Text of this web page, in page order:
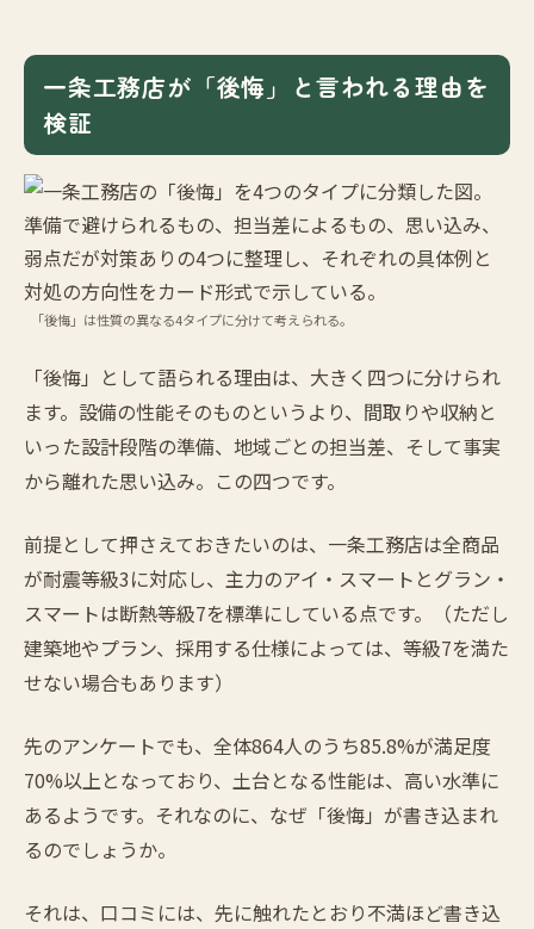
一条工務店が「後悔」と言われる理由を
検証
「後悔」は性質の異なる4タイプに分けて考えられる。
「後悔」として語られる理由は、大きく四つに分けられ
ます。設備の性能そのものというより、間取りや収納と
いった設計段階の準備、地域ごとの担当差、そして事実
から離れた思い込み。この四つです。
前提として押さえておきたいのは、一条工務店は全商品
が耐震等級3に対応し、主力のアイ・スマートとグラン・
スマートは断熱等級7を標準にしている点です。（ただし
建築地やプラン、採用する仕様によっては、等級7を満た
せない場合もあります）
先のアンケートでも、全体864人のうち85.8%が満足度
70%以上となっており、土台となる性能は、高い水準に
あるようです。それなのに、なぜ「後悔」が書き込まれ
るのでしょうか。
それは、口コミには、先に触れたとおり不満ほど書き込